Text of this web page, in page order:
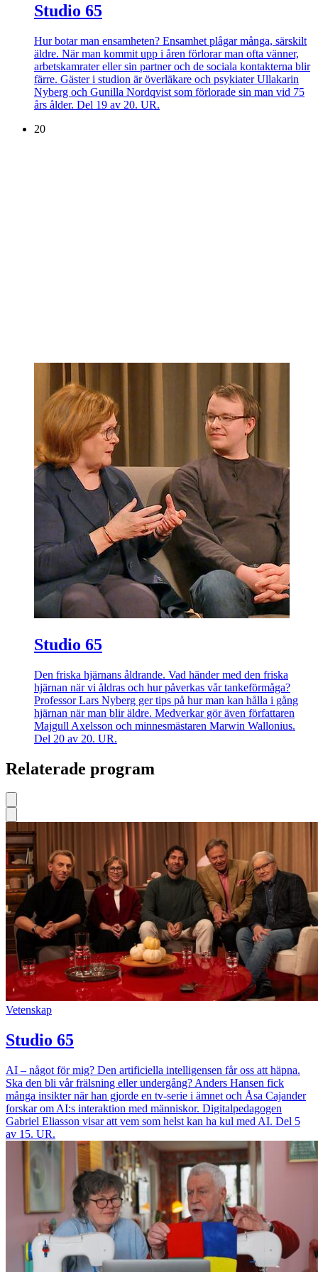
Studio 65
Hur botar man ensamheten? Ensamhet plågar många, särskilt
äldre. När man kommit upp i åren förlorar man ofta vänner,
arbetskamrater eller sin partner och de sociala kontakterna blir
färre. Gäster i studion är överläkare och psykiater Ullakarin
Nyberg och Gunilla Nordqvist som förlorade sin man vid 75
års ålder. Del 19 av 20. UR.
20
Studio 65
Den friska hjärnans åldrande. Vad händer med den friska
hjärnan när vi åldras och hur påverkas vår tankeförmåga?
Professor Lars Nyberg ger tips på hur man kan hålla i gång
hjärnan när man blir äldre. Medverkar gör även författaren
Majgull Axelsson och minnesmästaren Marwin Wallonius.
Del 20 av 20. UR.
Relaterade program
Vetenskap
Studio 65
AI – något för mig? Den artificiella intelligensen får oss att häpna.
Ska den bli vår frälsning eller undergång? Anders Hansen fick
många insikter när han gjorde en tv-serie i ämnet och Åsa Cajander
forskar om AI:s interaktion med människor. Digitalpedagogen
Gabriel Eliasson visar att vem som helst kan ha kul med AI. Del 5
av 15. UR.